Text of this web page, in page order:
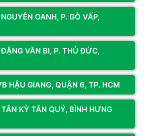
OANH, P. GÒ VẤP,
VĂN BI, P. THỦ ĐỨC,
HẬU GIANG, QUẬN 6, TP. HCM
KỲ TÂN QUÝ, BÌNH HƯNG